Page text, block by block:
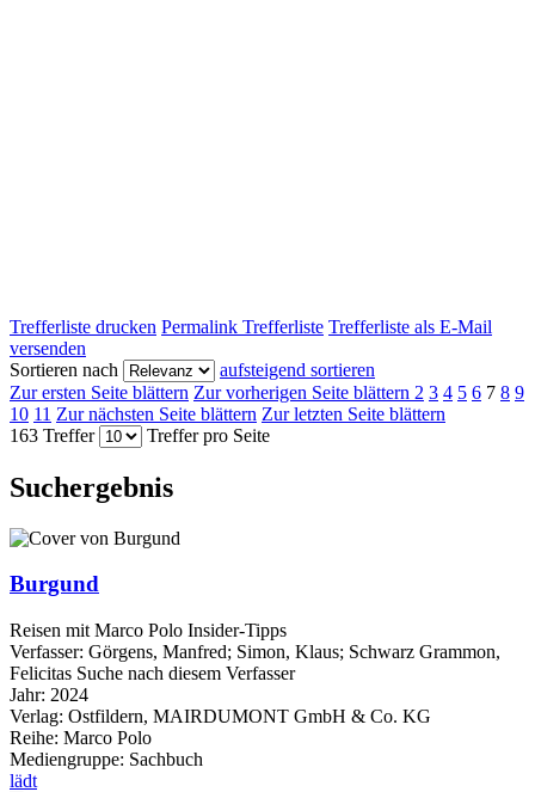
Trefferliste drucken Permalink Trefferliste Trefferliste als E-Mail
versenden
Sortieren nach
aufsteigend sortieren
Zur ersten Seite blättern Zur vorherigen Seite blättern 2 3 4 5 6 7 8 9
10 11 Zur nächsten Seite blättern Zur letzten Seite blättern
163 Treffer
Treffer pro Seite
Suchergebnis
Burgund
Reisen mit Marco Polo Insider-Tipps
Verfasser: Görgens, Manfred; Simon, Klaus; Schwarz Grammon,
Felicitas Suche nach diesem Verfasser
Jahr: 2024
Verlag: Ostfildern, MAIRDUMONT GmbH & Co. KG
Reihe: Marco Polo
Mediengruppe: Sachbuch
lädt